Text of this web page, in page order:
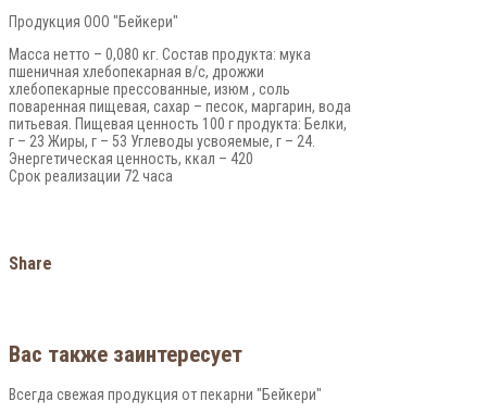
Продукция ООО "Бейкери"
Масса нетто – 0,080 кг. Состав продукта: мука
пшеничная хлебопекарная в/с, дрожжи
хлебопекарные прессованные, изюм , соль
поваренная пищевая, сахар – песок, маргарин, вода
питьевая. Пищевая ценность 100 г продукта: Белки,
г – 23 Жиры, г – 53 Углеводы усвояемые, г – 24.
Энергетическая ценность, ккал – 420
Срок реализации 72 часа
Share
Вас также заинтересует
Всегда свежая продукция от пекарни "Бейкери"